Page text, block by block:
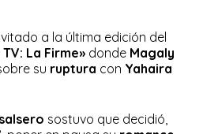
a la última edición del
La Firme» donde Magaly
su ruptura con Yahaira
salsero sostuvo que decidió,